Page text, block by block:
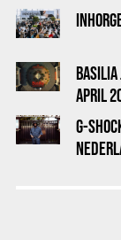
BASILIA
APRIL
G-